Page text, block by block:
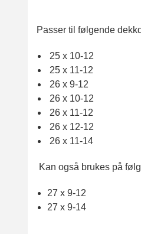
Passer til følgende
25 x 10-12
25 x 11-12
26 x 9-12
26 x 10-12
26 x 11-12
26 x 12-12
26 x 11-14
Kan også brukes på
27 x 9-12
27 x 9-14